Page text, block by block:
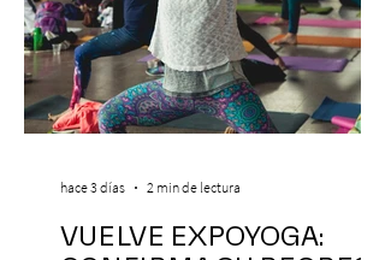
VUELVE EXPOYOGA:
hace 3 días 2 min de lectura